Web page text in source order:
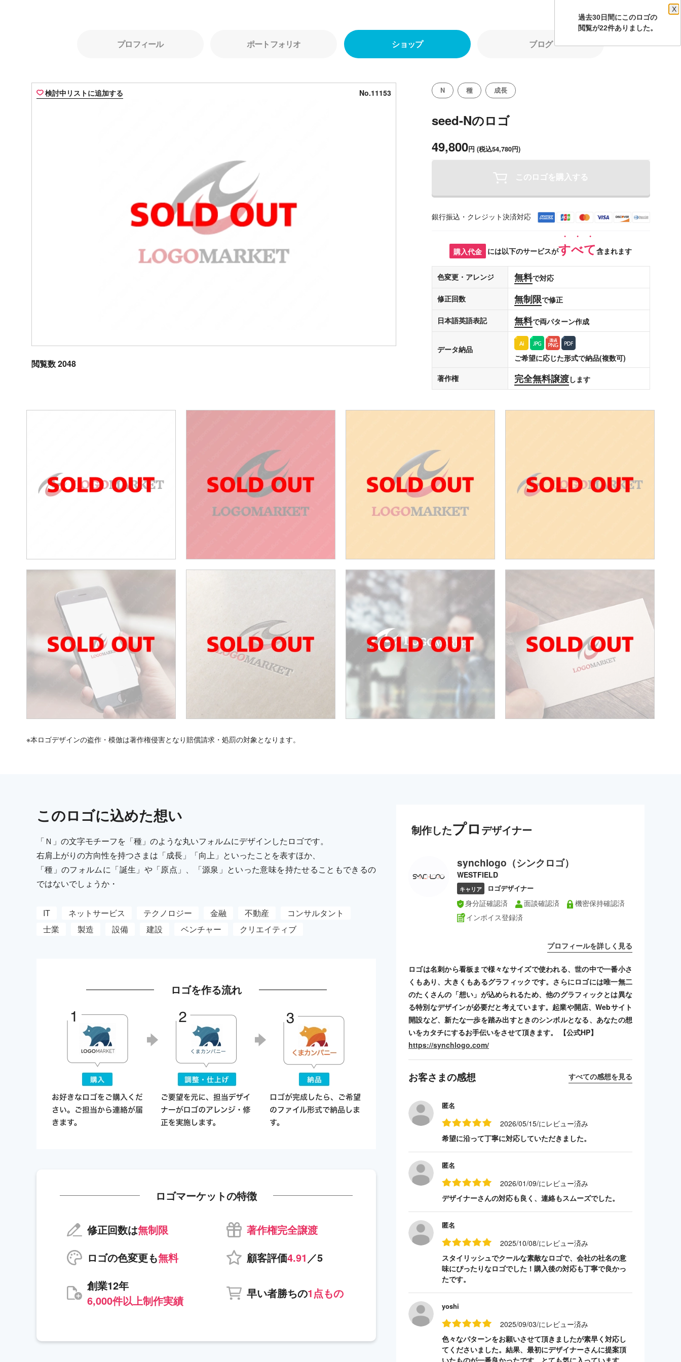
プロフィール ポートフォリオ ショップ ブログ
検討中リストに追加する No.11153
閲覧数 2048
N 種 成長
seed-Nのロゴ
49,800円 (税込54,780円)
このロゴを購入する
銀行振込・クレジット決済対応
購入代金 には以下のサービスがすべて含まれます
色変更・アレンジ 無料で対応
修正回数 無制限で修正
日本語英語表記 無料で両パターン作成
データ納品
ご希望に応じた形式で納品(複数可)
著作権
完全無料譲渡します
※本ロゴデザインの盗作・模倣は著作権侵害となり賠償請求・処罰の対象となります。
このロゴに込めた想い
「Ｎ」の文字モチーフを「種」のような丸いフォルムにデザインしたロゴです。
右肩上がりの方向性を持つさまは「成長」「向上」といったことを表すほか、
「種」のフォルムに「誕生」や「原点」、「源泉」といった意味を持たせることもできるの
ではないでしょうか・
IT ネットサービス テクノロジー 金融 不動産
コンサルタント
士業
製造 設備 建設 ベンチャー クリエイティブ
ロゴを作る流れ
ロゴマーケットの特徴
修正回数は無制限
著作権完全譲渡
ロゴの色変更も無料 顧客評価4.91 ／5
創業12年
6,000件以上制作実績
早い者勝ちの1点もの
制作したプロ デザイナー
synchlogo（シンクロゴ）
WESTFIELD
キャリア ロゴデザイナー
身分証確認済 面談確認済
機密保持確認済
インボイス登録済
プロフィールを詳しく見る
ロゴは名刺から看板まで様々なサイズで使われる、世の中で一番小さ
くもあり、大きくもあるグラフィックです。さらにロゴには唯一無二
のたくさんの「想い」が込められるため、他のグラフィックとは異な
る特別なデザインが必要だと考えています。起業や開店、Webサイト
開設など、新たな一歩を踏み出すときのシンボルとなる、あなたの想
いをカタチにするお手伝いをさせて頂きます。 【公式HP】
https://synchlogo.com/
お客さまの感想 すべての感想を見る
匿名
2026/05/15/にレビュー済み
希望に沿って丁寧に対応していただきました。
匿名
2026/01/09/にレビュー済み
デザイナーさんの対応も良く、連絡もスムーズでした。
匿名
2025/10/08/にレビュー済み
スタイリッシュでクールな素敵なロゴで、会社の社名の意
味にぴったりなロゴでした！購入後の対応も丁寧で良かっ
たです。
yoshi
2025/09/03/にレビュー済み
色々なパターンをお願いさせて頂きましたが素早く対応し
てくださいました。結果、最初にデザイナーさんに提案頂
過去30日間にこのロゴの
X
閲覧が22件ありました。